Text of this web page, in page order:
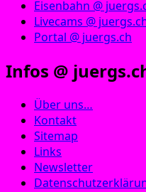
Eisenbahn @
Livecams @
Portal @ juergs.ch
Infos @
Über uns…
Kontakt
Sitemap
Links
Newsletter